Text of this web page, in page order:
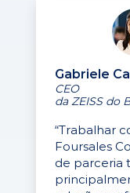
Gabriele
CEO
da ZEISS do
“Trabalhar
Foursales
de parceria